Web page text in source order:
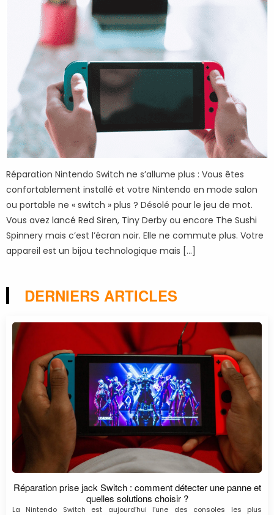
Réparation Nintendo Switch ne s’allume plus : Vous êtes
confortablement installé et votre Nintendo en mode salon
ou portable ne « switch » plus ? Désolé pour le jeu de mot.
Vous avez lancé Red Siren, Tiny Derby ou encore The Sushi
Spinnery mais c’est l’écran noir. Elle ne commute plus. Votre
appareil est un bijou technologique mais […]
DERNIERS ARTICLES
Réparation prise jack Switch : comment détecter une panne et
quelles solutions choisir ?
La Nintendo Switch est aujourd’hui l’une des consoles les plus